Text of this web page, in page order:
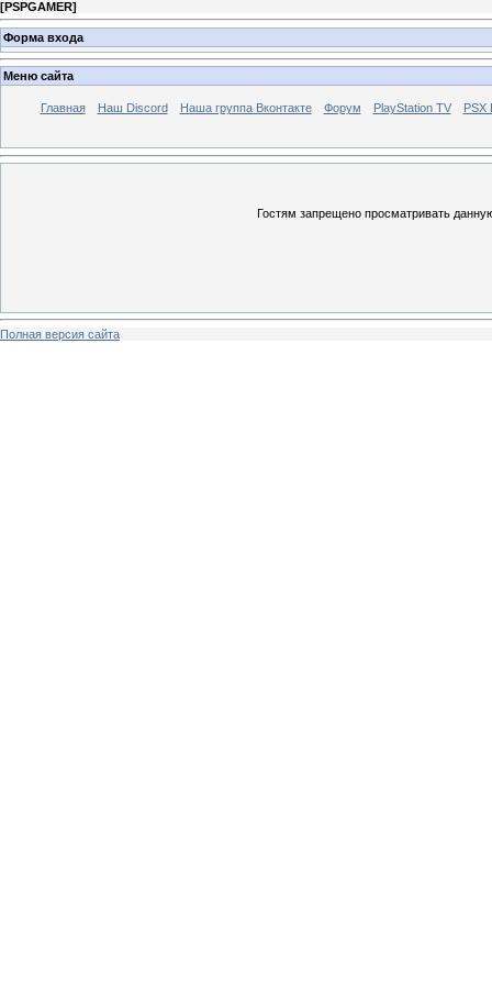
[PSPGAMER]
Форма входа
Меню сайта
Главная Наш Discord Наша группа Вконтакте Форум PlayStation TV PSX
Гостям запрещено просматривать
Полная версия сайта